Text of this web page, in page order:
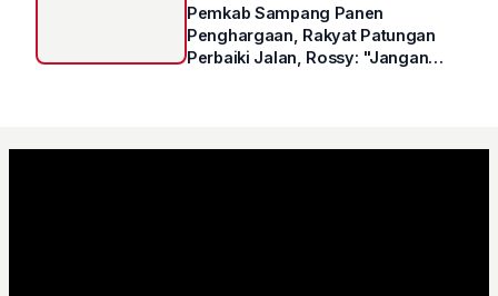
Pemkab Sampang Panen
Penghargaan, Rakyat Patungan
Perbaiki Jalan, Rossy: "Jangan